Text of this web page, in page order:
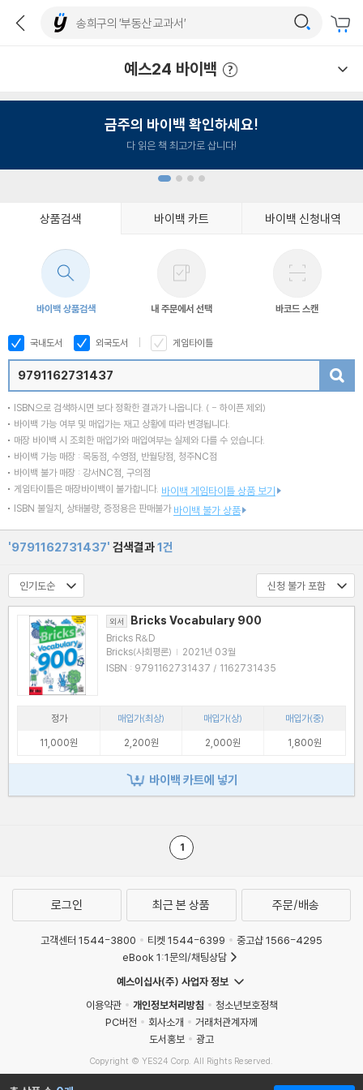
예스24 바이백
금주의 바이백 확인하세요!
다 읽은 책 최고가로 삽니다!
상품검색 바이백 카트 바이백 신청내역
바이백 상품검색 내 주문에서 선택 바코드 스캔
국내도서 외국도서 게임타이틀
ISBN으로 검색하시면 보다 정확한 결과가 나옵니다. ( - 하이픈 제외)
바이백 가능 여부 및 매입가는 재고 상황에 따라 변경됩니다.
매장 바이백 시 조회한 매입가와 매입여부는 실제와 다를 수 있습니다.
바이백 가능 매장 : 목동점, 수영점, 반월당점, 청주NC점
바이백 불가 매장 : 강서NC점, 구의점
게임타이틀은 매장바이백이 불가합니다. 바이백 게임타이틀 상품 보기
ISBN 불일치, 상태불량, 증정용은 판매불가 바이백 불가 상품
'9791162731437' 검색결과1건
외서 Bricks Vocabulary 900
Bricks R&D
Bricks(사회평론) | 2021년 03월
ISBN : 9791162731437 / 1162731435
정가 매입가(최상) 매입가(상)
매입가(중)
11,000원
2,200원 2,000원 1,800원
바이백 카트에 넣기
1
로그인 최근 본 상품 주문/배송
고객센터 1544-3800 티켓 1544-6399
중고샵 1566-4295
eBook 1:1문의/채팅상담
예스이십사(주) 사업자 정보
이용약관
개인정보처리방침
청소년보호정책
PC버전
회사소개
거래처관계자께
도서홍보
광고
Copyright © YES24 Corp. All Rights Reserved.
MATOM15